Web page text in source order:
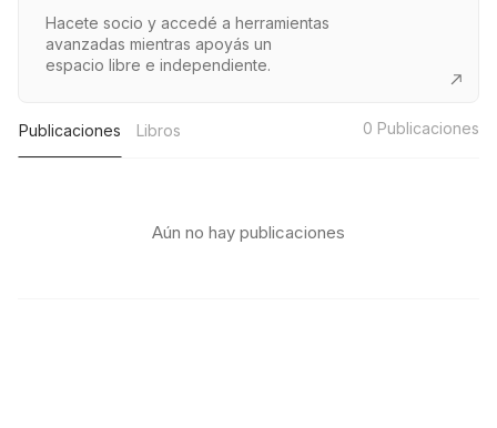
Hacete socio y accedé a herramientas
avanzadas mientras apoyás un
espacio libre e independiente.
Publicaciones Libros 0 Publicaciones
Aún no hay publicaciones